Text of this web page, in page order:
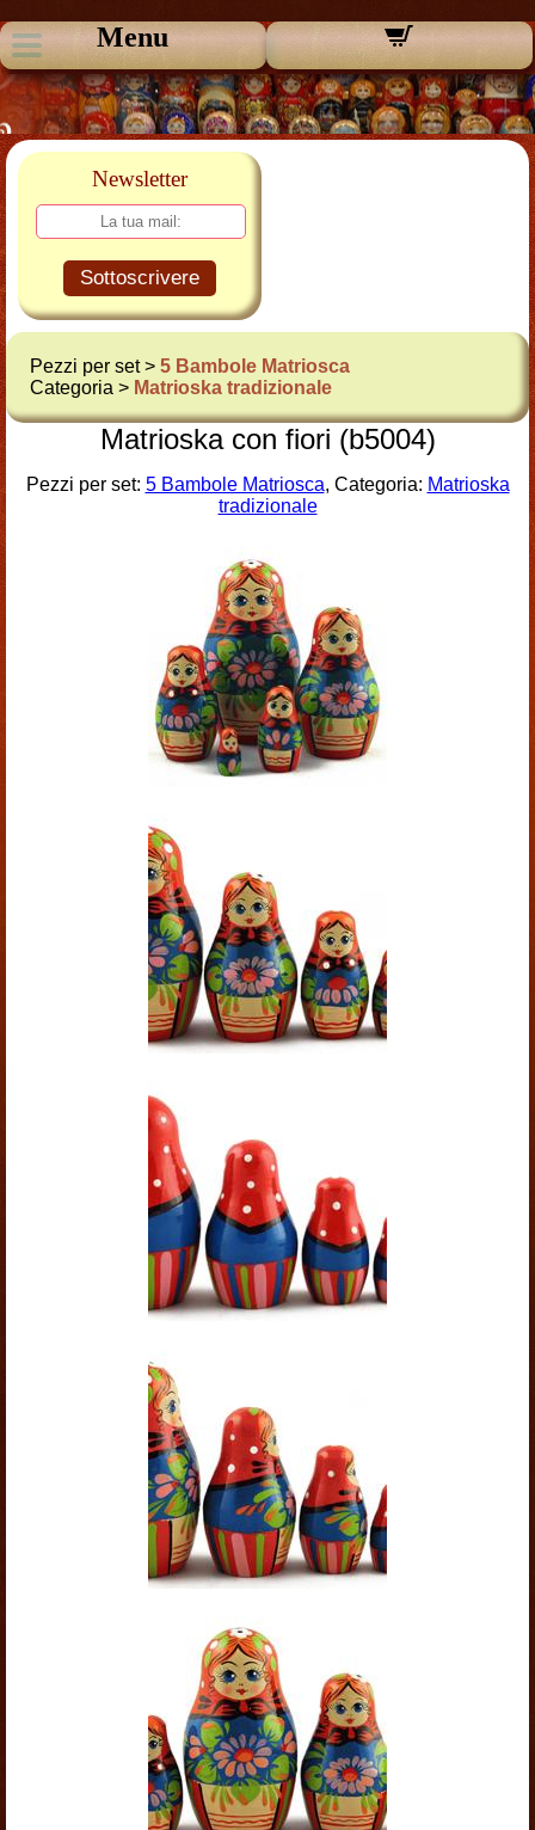
Menu
Newsletter
Sottoscrivere
Pezzi per set > 5 Bambole Matriosca
Categoria > Matrioska tradizionale
Matrioska con fiori (b5004)
Pezzi per set: 5 Bambole Matriosca, Categoria: Matrioska
tradizionale